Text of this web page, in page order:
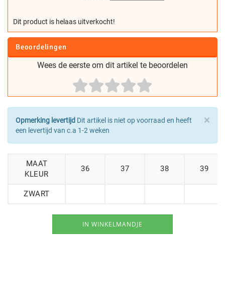
Dit product is helaas uitverkocht!
Beoordelingen
Wees de eerste om dit artikel te beoordelen
×
Opmerking levertijd Dit artikel is niet op voorraad en heeft
een levertijd van c.a 1-2 weken
MAAT
KLEUR
36 37 38 39
ZWART